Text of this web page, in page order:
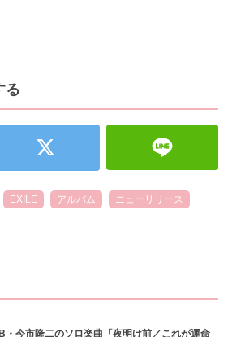
る
EXILE アルバム ニューリリース
・今市隆二のソロ楽曲「夜明け前／これが運命